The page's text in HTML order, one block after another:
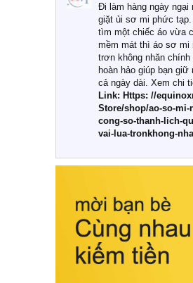
giải đáp chi tiết qua
1. Tại sao các gia
chuộng chăn ga gối
Khác với các dòng sản
thường, những bộ
cao cấp trải qua quy
nghiêm ngặt từ khâu
liệu tự nhiên đến công
nhuộm hiện đại không
này, bạn sẽ cảm nhận
hồi chuẩn xác của
cột sống.
Bên cạnh đó, việc lựa
sản phẩm đạt chuẩn
tế còn giúp ngăn ngừa
Đi làm hàng ngày ngại
giặt ủi sơ mi phức tạp.
tìm một chiếc áo vừa
mềm mát thì áo sơ mi
trơn không nhăn
hoàn hảo giúp bạn giữ
cả ngày dài. Xem chi
Link: Https: //
Store/shop/ao-so-mi-
cong-so-thanh-lich-
vai-lua-tronkhong-